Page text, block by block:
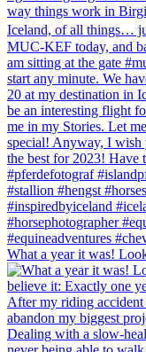
What a year it was!